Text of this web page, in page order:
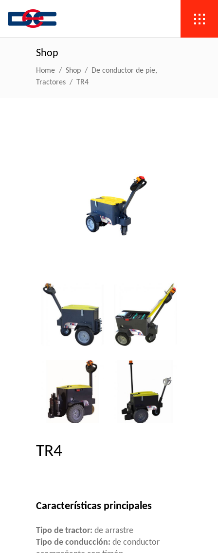
Shop
Home / Shop / De conductor de pie,
Tractores / TR4
TR4
Características principales
Tipo de tractor: de arrastre
Tipo de conducción: de conductor